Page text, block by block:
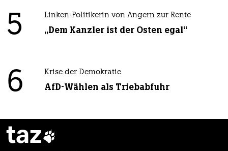
5 Linken-Politikerin von Angern zur Rente
„Dem Kanzler ist der Osten egal“
6 Krise der Demokratie
AfD-Wählen als Triebabfuhr
taz